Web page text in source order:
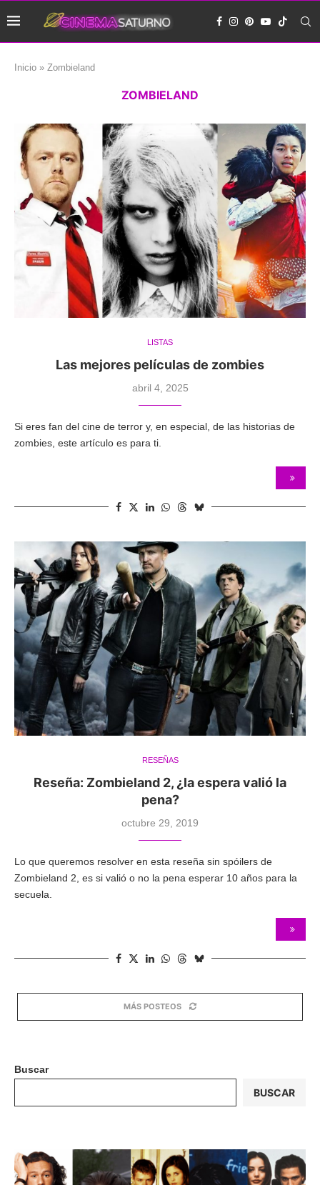
Inicio » Zombieland
ZOMBIELAND
LISTAS
Las mejores películas de zombies
abril 4, 2025
Si eres fan del cine de terror y, en especial, de las historias de
zombies, este artículo es para ti.
RESEÑAS
Reseña: Zombieland 2, ¿la espera valió la
pena?
octubre 29, 2019
Lo que queremos resolver en esta reseña sin spóilers de
Zombieland 2, es si valió o no la pena esperar 10 años para la
secuela.
MÁS POSTEOS
Buscar
BUSCAR